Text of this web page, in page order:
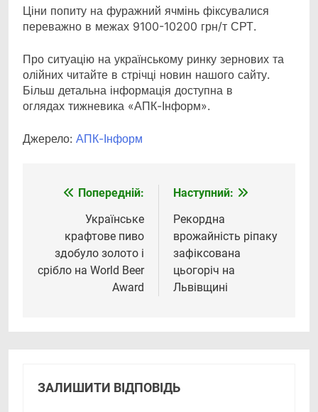
Ціни попиту на фуражний ячмінь фіксувалися
переважно в межах 9100-10200 грн/т СРТ.
Про ситуацію на українському ринку зернових та
олійних читайте в стрічці новин нашого сайту.
Більш детальна інформація доступна в
оглядах тижневика «АПК-Інформ».
Джерело: АПК-Інформ
Навігація
записів
Попередній:
Українське
крафтове пиво
здобуло золото і
срібло на World Beer
Award
Наступний:
Рекордна
врожайність ріпаку
зафіксована
цьогоріч на
Львівщині
ЗАЛИШИТИ ВІДПОВІДЬ